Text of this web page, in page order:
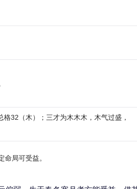
32（木）；三才为木木木，木气过盛，
局可受益。